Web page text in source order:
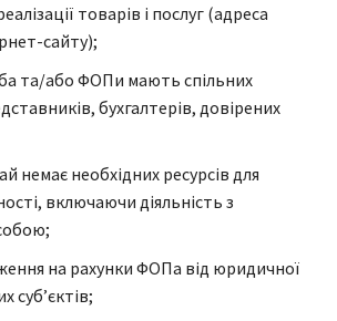
товарів і послуг (адреса
сайту);
та/або ФОПи мають спільних
бухгалтерів, довірених
немає необхідних ресурсів для
включаючи діяльність з
на рахунки ФОПа від юридичної
суб’єктів;